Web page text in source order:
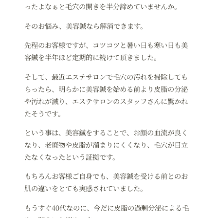
ったよなぁと毛穴の開きを半分諦めていませんか。
そのお悩み、美容鍼なら解消できます。
先程のお客様ですが、コツコツと暑い日も寒い日も美
容鍼を半年ほど定期的に続けて頂きました。
そして、最近エステサロンで毛穴の汚れを掃除しても
らったら、明らかに美容鍼を始める前より皮脂の分泌
や汚れが減り、エステサロンのスタッフさんに驚かれ
たそうです。
という事は、美容鍼をすることで、お顔の血流が良く
なり、老廃物や皮脂が溜まりにくくなり、毛穴が目立
たなくなったという証拠です。
もちろんお客様ご自身でも、美容鍼を受ける前とのお
肌の違いをとても実感されていました。
もうすぐ40代なのに、今だに皮脂の過剰分泌による毛